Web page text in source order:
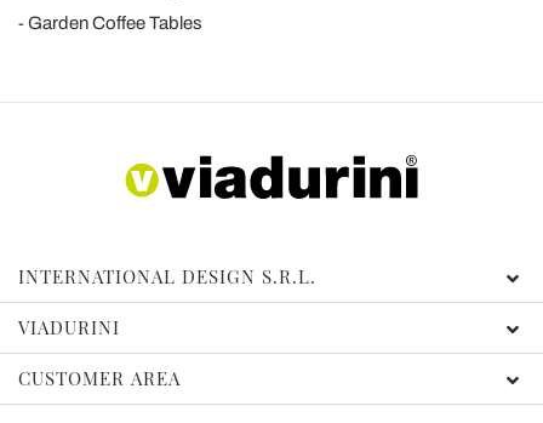
Garden Coffee Tables
INTERNATIONAL DESIGN S.R.L.
VIADURINI
CUSTOMER AREA